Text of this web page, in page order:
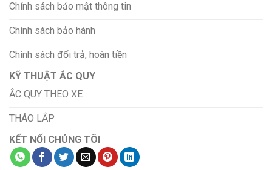
Chính sách bảo mật thông tin
Chính sách bảo hành
Chính sách đổi trả, hoàn tiền
KỸ THUẬT ẮC QUY
ẮC QUY THEO XE
THÁO LẮP
KẾT NỐI CHÚNG TÔI